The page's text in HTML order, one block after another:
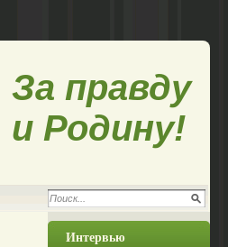
За правду
и Родину!
Интервью